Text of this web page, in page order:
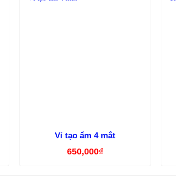
Vỉ tạo ẩm 4 mắt
650,000₫